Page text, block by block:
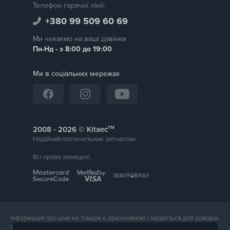
Встановлено мовні пакети: англійська (базова),
українська, російська. Оригінальна європейська
Європейський Союз.
Максимальна потужність передачі: 11 кВт/год
Фази: 3 або 1 фаза
Тип кабелю: кабель lflex
Розмір корпусу: 200мм х 55мм х 55мм
Сумісність з автомобілями:
Телефон гарячої лінії:
+380 99 509 60 69
Ми чекаємо на ваші дзвінки
Пн-Нд - з 8:00 до 19:00
Ми в соціальних мережах
2008 - © Kitaecтм
Надійний постачальник запчастин.
Всі права захищені.
Інформація про ціни на товари є орієнтовною і надається для довідки.
Точна вартість товару буде названа менеджером магазину при